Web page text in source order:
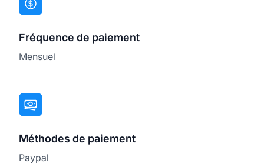
Fréquence de paiement
Mensuel
Méthodes de paiement
Paypal